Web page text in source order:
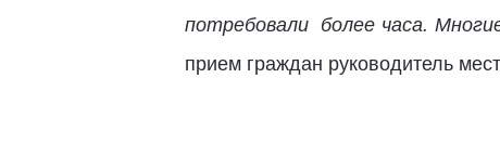
потребовали более часа.
прием граждан руководитель